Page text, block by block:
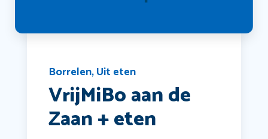
Borrelen,Uit eten
VrijMiBo aan de
Zaan + eten